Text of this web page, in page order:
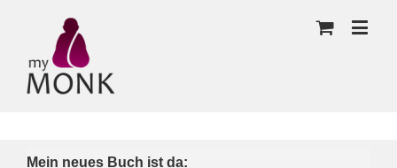
Mein neues Buch ist da: